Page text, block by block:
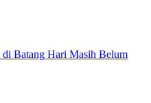
Batang Hari Masih Belum